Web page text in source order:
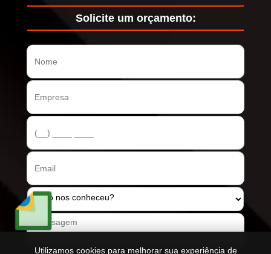
Solicite um orçamento:
Utilizamos cookies para melhorar sua experiência de